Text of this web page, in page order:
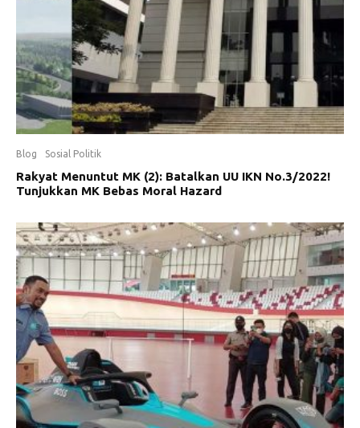
Blog Sosial Politik
Rakyat Menuntut MK (2): Batalkan UU IKN No.3/2022!
Tunjukkan MK Bebas Moral Hazard